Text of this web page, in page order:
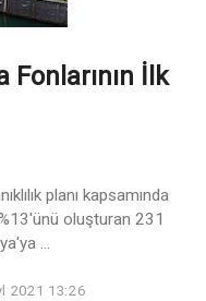
Fonlarının İlk
planı kapsamında
oluşturan 231
...
2021 13:26